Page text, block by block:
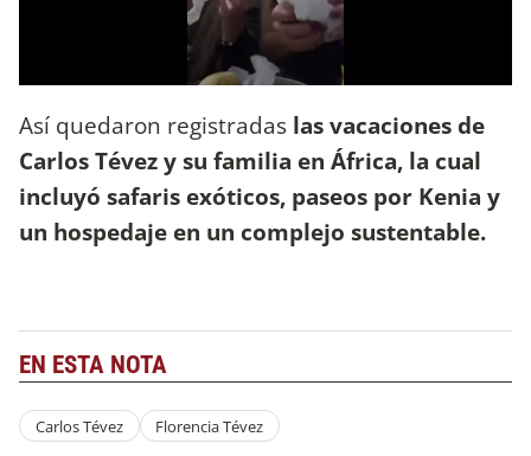
Así quedaron registradas las vacaciones de
Carlos Tévez y su familia en África, la cual
incluyó safaris exóticos, paseos por Kenia y
un hospedaje en un complejo sustentable.
EN ESTA NOTA
Carlos Tévez Florencia Tévez